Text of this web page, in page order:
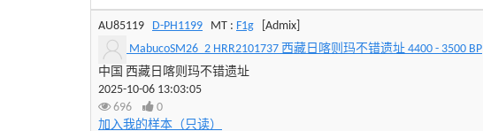
姓
氏
关
键
字
AU85119 D-PH1199 MT : F1g [Admix]
MabucoSM26_2 HRR2101737 西藏日喀则玛不错遗址 4400 - 3500 BP
中国 西藏日喀则玛不错遗址
2025-10-06 13:03:05
696
0
加入我的样本（只读）